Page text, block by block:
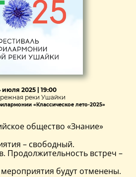
июля 2025 | 19:00
реки Ушайки
«Классическое лето-2025»
общество «Знание»
– свободный.
Продолжительность встреч –
будут отменены.